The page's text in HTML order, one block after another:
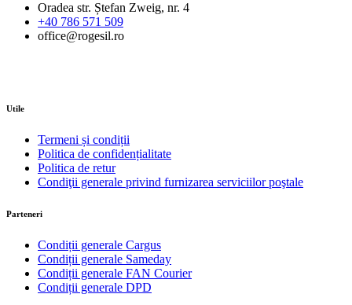
Oradea str. Ștefan Zweig, nr. 4
+40 786 571 509
office@rogesil.ro
Utile
Termeni și condiții
Politica de confidențialitate
Politica de retur
Condiţii generale privind furnizarea serviciilor poştale
Parteneri
Condiții generale Cargus
Condiții generale Sameday
Condiții generale FAN Courier
Condiții generale DPD